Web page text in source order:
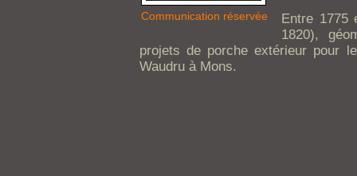
Communication réservée
Entre 1775
1820),
projets de porche extérieur pour
Waudru à Mons.